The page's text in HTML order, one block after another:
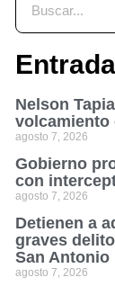
Nelson
volcamiento
agosto 7, 2026
Gobierno
con
agosto 7, 2026
Detienen a
graves
San Antonio
agosto 7, 2026